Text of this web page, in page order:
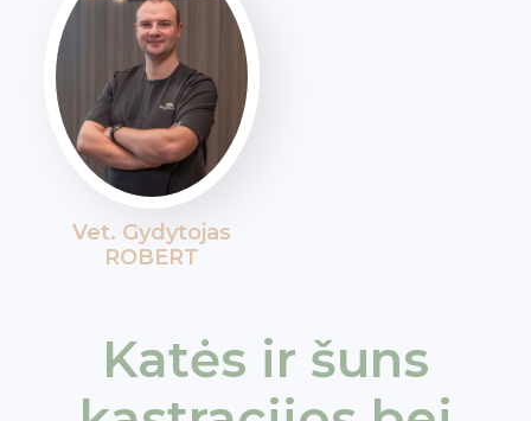
Vet. Gydytojas
ROBERT
Katės ir šuns